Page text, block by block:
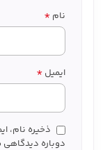
نام *
ایمیل *
ذخیره نام،
دوباره